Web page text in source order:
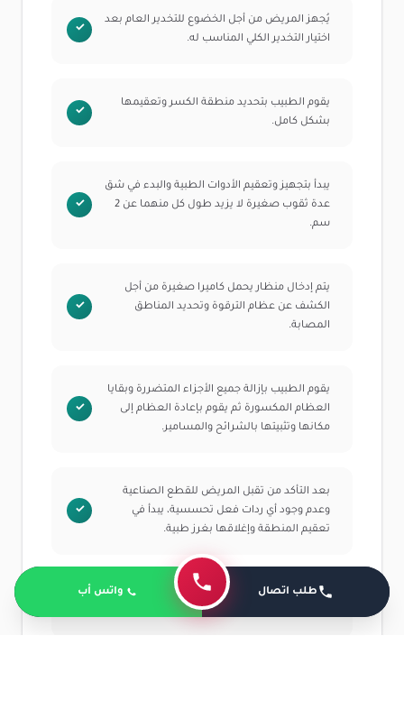
يُجهز المريض من أجل الخضوع للتخدير العام بعد
اختيار التخدير الكلي المناسب له.
يقوم الطبيب بتحديد منطقة الكسر وتعقيمها
بشكل كامل.
يبدأ بتجهيز وتعقيم الأدوات الطبية والبدء في شق
عدة ثقوب صغيرة لا يزيد طول كل منهما عن 2
سم.
يتم إدخال منظار يحمل كاميرا صغيرة من أجل
الكشف عن عظام الترقوة وتحديد المناطق
المصابة.
يقوم الطبيب بإزالة جميع الأجزاء المتضررة وبقايا
العظام المكسورة ثم يقوم بإعادة العظام إلى
مكانها وتثبيتها بالشرائح والمسامير.
بعد التأكد من تقبل المريض للقطع الصناعية
وعدم وجود أي ردات فعل تحسسية، يبدأ في
تعقيم المنطقة وإغلاقها بغرز طبية.
يقوم المريض بلف الجرح بمضادات طبية وتركيب
حمالة أو مثبت للكتف من أجل حماية العملية.
طلب اتصال واتس أب